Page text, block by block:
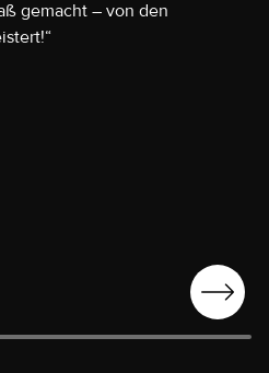
gemacht – von den